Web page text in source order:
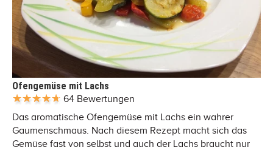
Ofengemüse mit Lachs
64 Bewertungen
Das aromatische Ofengemüse mit Lachs ein wahrer
Gaumenschmaus. Nach diesem Rezept macht sich das
Gemüse fast von selbst und auch der Lachs braucht nur